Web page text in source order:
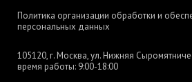
Политика организации обработки и
персональных данных
105120, г. Москва, ул. Нижняя
время работы: 9:00-18:00